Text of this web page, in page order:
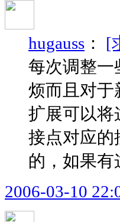
hugauss ： [
每次调整一
烦而且对于
扩展可以将
接点对应的
的，如果
2006-03-10